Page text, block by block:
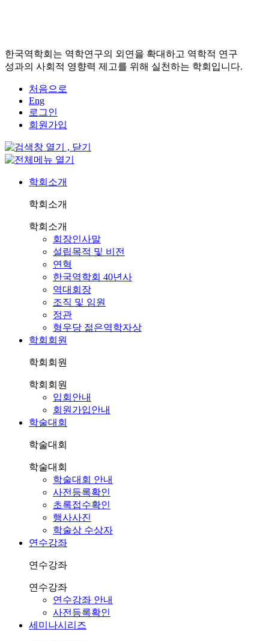
한국역학회는 역학연구의 외연을 확대하고 역학적 연구
성과의 사회적 영향력 제고를 위해 실천하는 학회입니다.
처음으로
Eng
로그인
회원가입
학회소개
학회소개
학회소개
회장인사말
설립목적 및 비전
연혁
한국역학회 40년사
역대회장
조직 및 임원
정관
형우당 젊은역학자상
학회회원
학회회원
학회회원
입회안내
회원가입안내
학술대회
학술대회
학술대회
학술대회 안내
사전등록확인
초록접수확인
행사사진
학술상 수상자
연수강좌
연수강좌
연수강좌
연수강좌 안내
사전등록확인
세미나시리즈